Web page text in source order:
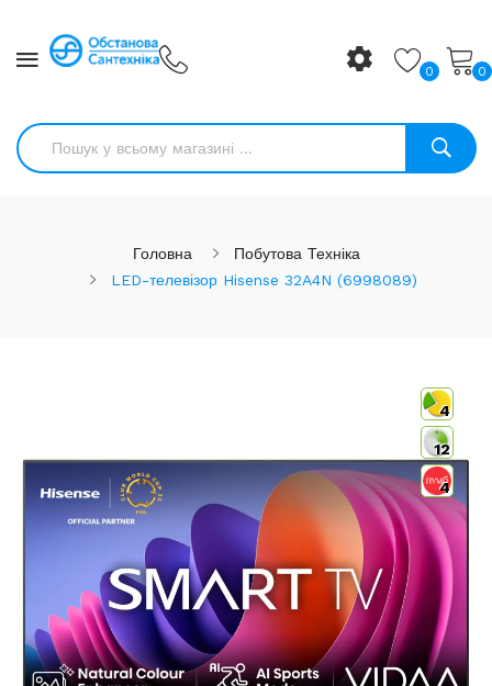
0 0
Головна
Побутова Техніка
LED-телевізор Hisense 32A4N (6998089)
4
12
4